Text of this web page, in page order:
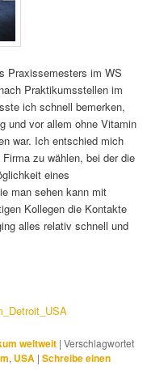
Praxissemesters im WS
Praktikumsstellen im
ich schnell bemerken,
und vor allem ohne Vitamin
war. Ich entschied mich
zu wählen, bei der die
eines
man sehen kann mit
Kollegen die Kontakte
alles relativ schnell und
weltweit |Verschlagwortet
, USA |Schreibe einen